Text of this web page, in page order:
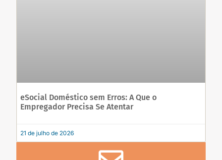
eSocial Doméstico sem Erros: A Que o
Empregador Precisa Se Atentar
21 de julho de 2026